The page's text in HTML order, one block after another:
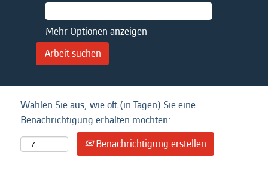
Mehr Optionen anzeigen
Wählen Sie aus, wie oft (in Tagen) Sie eine
Benachrichtigung erhalten möchten:
Benachrichtigung erstellen